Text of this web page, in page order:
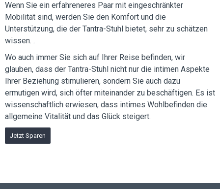
Wenn Sie ein erfahreneres Paar mit eingeschränkter
Mobilität sind, werden Sie den Komfort und die
Unterstützung, die der Tantra-Stuhl bietet, sehr zu schätzen
wissen. .
Wo auch immer Sie sich auf Ihrer Reise befinden, wir
glauben, dass der Tantra-Stuhl nicht nur die intimen Aspekte
Ihrer Beziehung stimulieren, sondern Sie auch dazu
ermutigen wird, sich öfter miteinander zu beschäftigen. Es ist
wissenschaftlich erwiesen, dass intimes Wohlbefinden die
allgemeine Vitalität und das Glück steigert.
Jetzt Sparen